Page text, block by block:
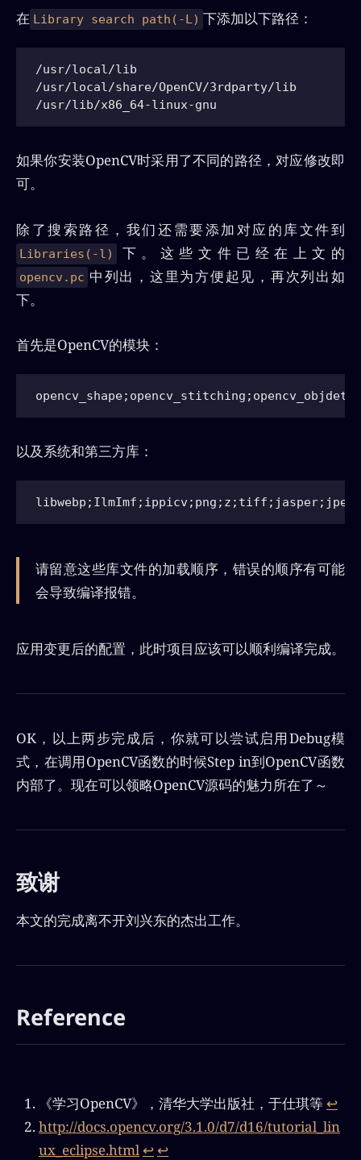
在 Library search path(-L) 下添加以下路径：
/usr/local/lib
/usr/local/share/OpenCV/3rdparty/lib
如果你安装OpenCV时采用了不同的路径，对应修改即
可。
除了搜索路径，我们还需要添加对应的库文件到
Libraries(-l) 下。这些文件已经在上文的
opencv.pc 中列出，这里为方便起见，再次列出如
下。
首先是OpenCV的模块：
以及系统和第三方库：
请留意这些库文件的加载顺序，错误的顺序有可能
会导致编译报错。
应用变更后的配置，此时项目应该可以顺利编译完成。
OK，以上两步完成后，你就可以尝试启用Debug模
式，在调用OpenCV函数的时候Step in到OpenCV函数
内部了。现在可以领略OpenCV源码的魅力所在了～
致谢
本文的完成离不开刘兴东的杰出工作。
Reference
《学习OpenCV》，清华大学出版社，于仕琪等↩︎
http://docs.opencv.org/3.1.0/d7/d16/tutorial_lin
ux_eclipse.html↩︎↩︎